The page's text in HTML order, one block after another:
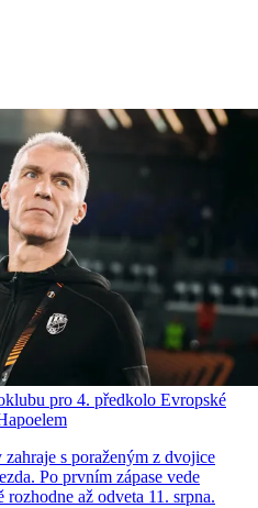
pro 4. předkolo Evropské
s poraženým z dvojice
Po prvním zápase vede
až odveta 11. srpna.